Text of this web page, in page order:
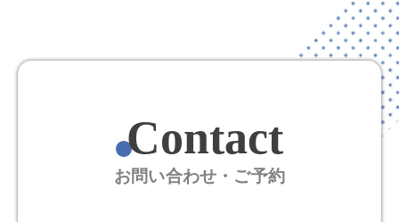
Contact
お問い合わせ・ご予約